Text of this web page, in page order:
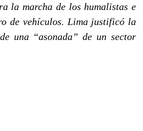
la marcha de los humalistas e
de vehículos. Lima justificó la
una “asonada” de un sector